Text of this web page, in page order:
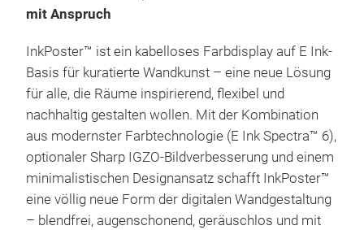
mit Anspruch
InkPoster™ ist ein kabelloses Farbdisplay auf E Ink-
Basis für kuratierte Wandkunst – eine neue Lösung
für alle, die Räume inspirierend, flexibel und
nachhaltig gestalten wollen. Mit der Kombination
aus modernster Farbtechnologie (E Ink Spectra™ 6),
optionaler Sharp IGZO-Bildverbesserung und einem
minimalistischen Designansatz schafft InkPoster™
eine völlig neue Form der digitalen Wandgestaltung
– blendfrei, augenschonend, geräuschlos und mit